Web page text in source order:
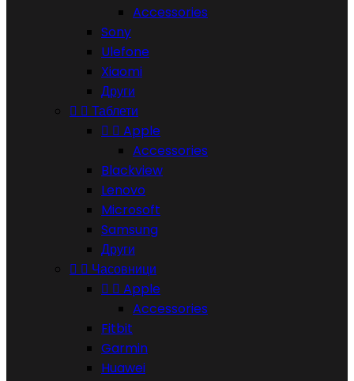
Accessories
Sony
Ulefone
Xiaomi
Други
  Таблети
  Apple
Accessories
Blackview
Lenovo
Microsoft
Samsung
Други
  Часовници
  Apple
Accessories
Fitbit
Garmin
Huawei